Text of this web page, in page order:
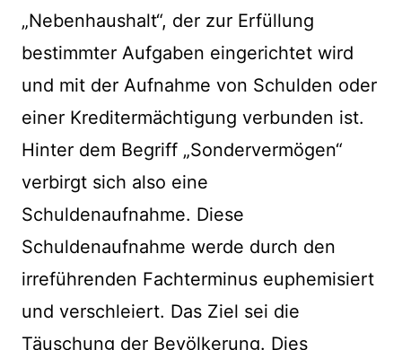
„Nebenhaushalt“, der zur Erfüllung
bestimmter Aufgaben eingerichtet wird
und mit der Aufnahme von Schulden oder
einer Kreditermächtigung verbunden ist.
Hinter dem Begriff „Sondervermögen“
verbirgt sich also eine
Schuldenaufnahme. Diese
Schuldenaufnahme werde durch den
irreführenden Fachterminus euphemisiert
und verschleiert. Das Ziel sei die
Täuschung der Bevölkerung. Dies